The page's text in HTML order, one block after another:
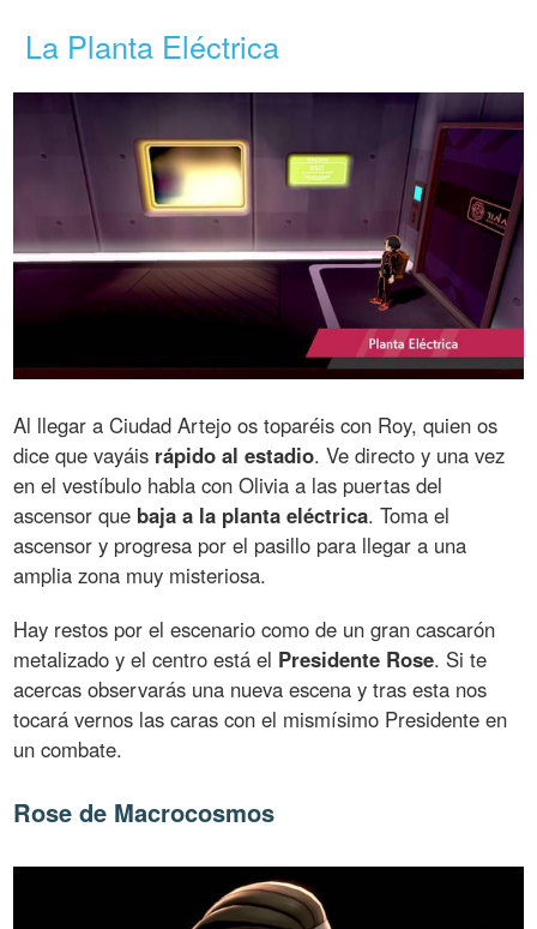
La Planta Eléctrica
Al llegar a Ciudad Artejo os toparéis con Roy, quien os
dice que vayáis rápido al estadio. Ve directo y una vez
en el vestíbulo habla con Olivia a las puertas del
ascensor que baja a la planta eléctrica. Toma el
ascensor y progresa por el pasillo para llegar a una
amplia zona muy misteriosa.
Hay restos por el escenario como de un gran cascarón
metalizado y el centro está el Presidente Rose. Si te
acercas observarás una nueva escena y tras esta nos
tocará vernos las caras con el mismísimo Presidente en
un combate.
Rose de Macrocosmos